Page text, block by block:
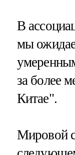
В
мы
за более
Китае".
Мировой